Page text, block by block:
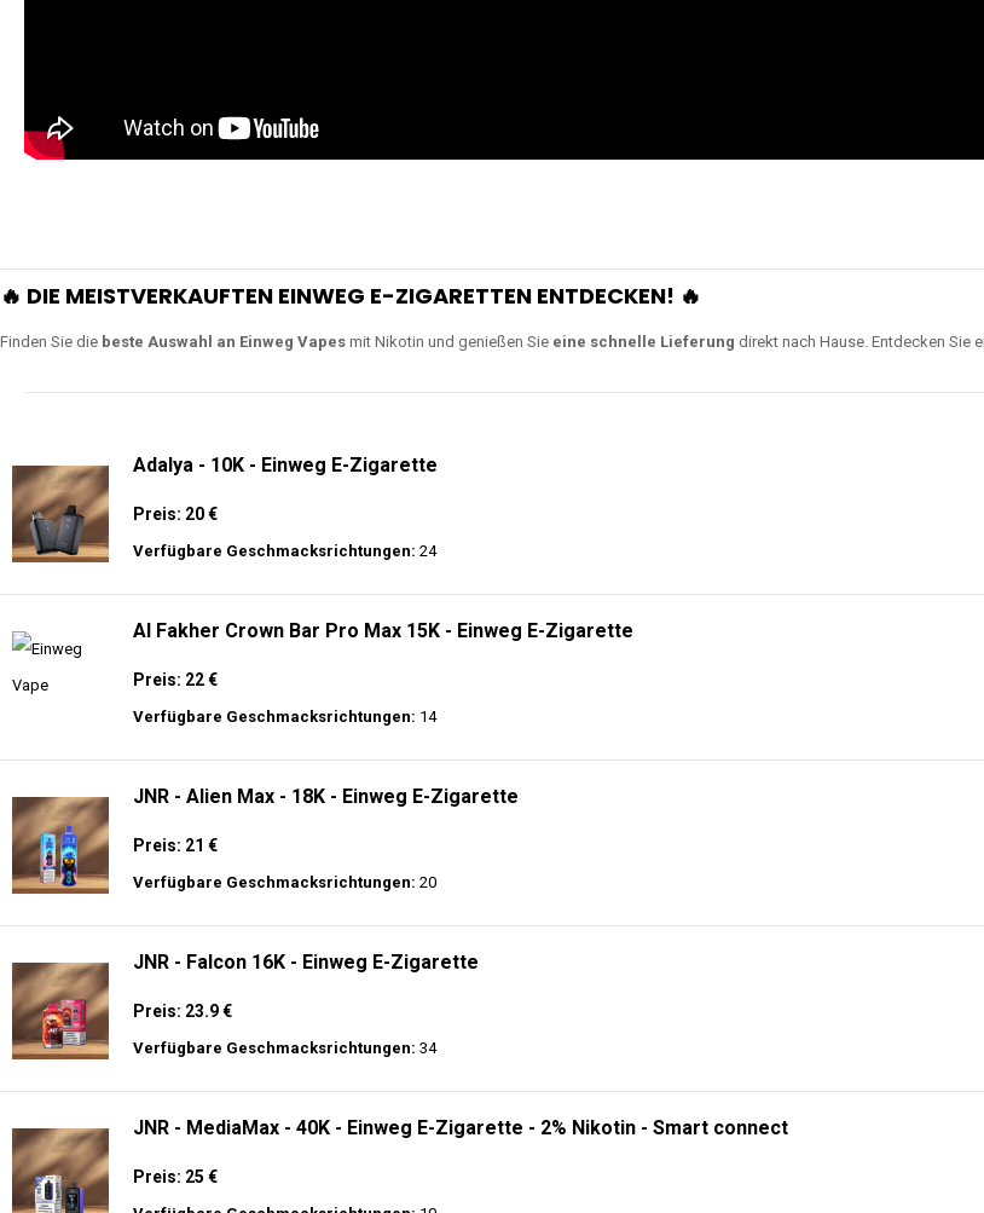
🔥 DIE MEISTVERKAUFTEN EINWEG E-ZIGARETTEN ENTDECKEN! 🔥
Finden Sie die beste Auswahl an Einweg Vapes mit Nikotin und genießen Sie eine schnelle Lieferung direkt nach Hause. Entdecken Sie
Adalya - 10K - Einweg E-Zigarette
Preis: 20 €
Verfügbare Geschmacksrichtungen: 24
Al Fakher Crown Bar Pro Max 15K - Einweg E-Zigarette
Preis: 22 €
Verfügbare Geschmacksrichtungen: 14
JNR - Alien Max - 18K - Einweg E-Zigarette
Preis: 21 €
Verfügbare Geschmacksrichtungen: 20
JNR - Falcon 16K - Einweg E-Zigarette
Preis: 23.9 €
Verfügbare Geschmacksrichtungen: 34
JNR - MediaMax - 40K - Einweg E-Zigarette - 2% Nikotin - Smart connect
Preis: 25 €